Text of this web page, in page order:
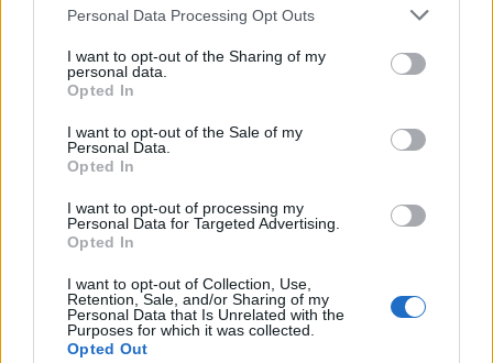
Please note that this website/app uses one or more Google
not limited to your visit or usage behaviour. You may click to
grant or deny consent to Google and its third-party tags to
use your data for below specified purposes in below Google
consent section.
Personal Data Processing Opt Outs
I want to opt-out of the Sharing of my
personal data.
Opted In
I want to opt-out of the Sale of my
Personal Data.
Opted In
I want to opt-out of processing my
Personal Data for Targeted Advertising.
Opted In
I want to opt-out of Collection, Use,
Retention, Sale, and/or Sharing of my
Personal Data that Is Unrelated with the
Purposes for which it was collected.
Opted Out
Diabète Gestion du stress
Médicaments antidiabétiques Normes de glycémie
Voir aussi en
Le contenu et les documents de ce site Web sont éducatifs et
informatifs. L'éditeur et les éditeurs du site ne sont pas